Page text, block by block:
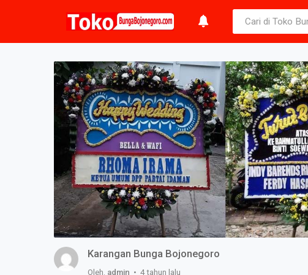
Karangan Bunga Bojonegoro
Oleh. admin • 4 tahun lalu